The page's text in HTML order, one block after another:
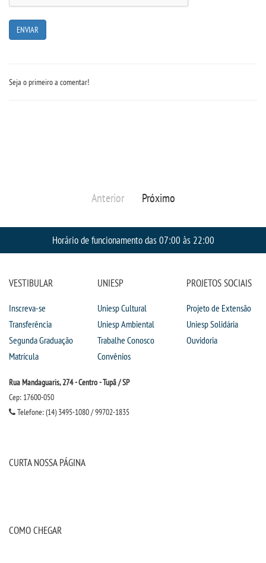
Seja o primeiro a comentar!
Anterior Próximo
Horário de funcionamento das 07:00 às 22:00
VESTIBULAR
Inscreva-se
Transferência
Segunda Graduação
Matrícula
UNIESP
Uniesp Cultural
Uniesp Ambiental
Trabalhe Conosco
Convênios
PROJETOS SOCIAIS
Projeto de Extensão
Uniesp Solidária
Ouvidoria
Rua Mandaguaris, 274 - Centro - Tupã / SP
Cep: 17600-050
Telefone: (14) 3495-1080 / 99702-1835
CURTA NOSSA PÁGINA
COMO CHEGAR